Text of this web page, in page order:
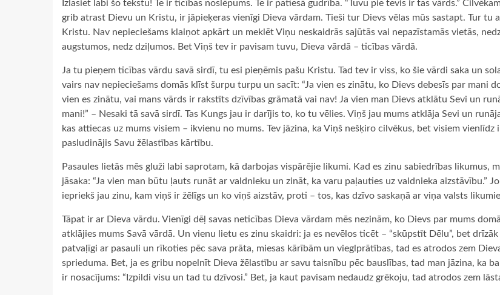
Izlasiet labi šo tekstu! Te ir ticības noslēpums. Te ir patiesā gudrība. “Tuvu pie tevis ir tas vārds.”
grib atrast Dievu un Kristu, ir jāpieķeras vienīgi Dieva vārdam. Tieši tur Dievs vēlas mūs sastapt. Tur tu
Kristu. Nav nepieciešams klaiņot apkārt un meklēt Viņu neskaidrās sajūtās vai nepazīstamās vietās,
augstumos, nedz dziļumos. Bet Viņš tev ir pavisam tuvu, Dieva vārdā – ticības vārdā.
Ja tu pieņem ticības vārdu savā sirdī, tu esi pieņēmis pašu Kristu. Tad tev ir viss, ko šie vārdi saka un
vairs nav nepieciešams domās klīst šurpu turpu un sacīt: “Ja vien es zinātu, ko Dievs debesīs par mani
vien es zinātu, vai mans vārds ir rakstīts dzīvības grāmatā vai nav! Ja vien man Dievs atklātu Sevi un
mani!” – Nesaki tā savā sirdī. Tas Kungs jau ir darījis to, ko tu vēlies. Viņš jau mums atklāja Sevi un
kas attiecas uz mums visiem – ikvienu no mums. Tev jāzina, ka Viņš nešķiro cilvēkus, bet visiem vienlīdz
pasludinājis Savu žēlastības kārtību.
Pasaules lietās mēs gluži labi saprotam, kā darbojas vispārējie likumi. Kad es zinu sabiedrības likumus,
jāsaka: “Ja vien man būtu ļauts runāt ar valdnieku un zināt, ka varu paļauties uz valdnieka aizstāvību.” Jo
iepriekš jau zinu, kam viņš ir žēlīgs un ko viņš aizstāv, proti – tos, kas dzīvo saskaņā ar viņa valsts
Tāpat ir ar Dieva vārdu. Vienīgi dēļ savas neticības Dieva vārdam mēs nezinām, ko Dievs par mums
atklājies mums Savā vārdā. Un vienu lietu es zinu skaidri: ja es nevēlos ticēt – “skūpstīt Dēlu”, bet
patvaļīgi ar pasauli un rīkoties pēc sava prāta, miesas kārībām un vieglprātības, tad es atrodos zem
sprieduma. Bet, ja es gribu nopelnīt Dieva žēlastību ar savu taisnību pēc bauslības, tad man jāzina, ka
ir nosacījums: “Izpildi visu un tad tu dzīvosi.” Bet, ja kaut pavisam nedaudz grēkoju, tad atrodos zem